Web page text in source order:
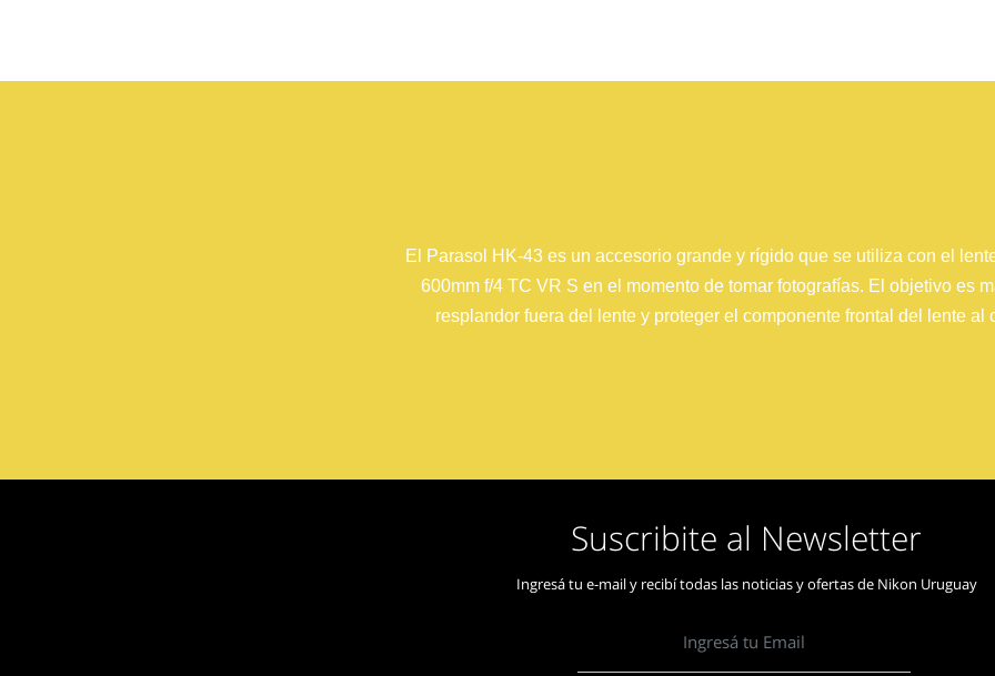
El Parasol HK-43 es un accesorio grande y rígido que se utiliza con el
600mm f/4 TC VR S en el momento de tomar fotografías. El objetivo es
resplandor fuera del lente y proteger el componente frontal del lente al
Suscribite al Newsletter
Ingresá tu e-mail y recibí todas las noticias y ofertas de Nikon Uruguay